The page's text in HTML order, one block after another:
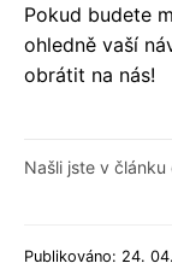
Pokud budete
ohledně vaší
obrátit na nás!
Našli jste v článku
Publikováno: 24.